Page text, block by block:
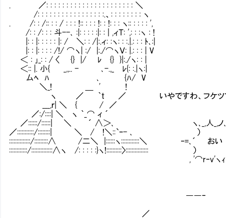
. ／: : : : : : : : : : : : : : : : : : : : : : ＼
/: : : : : : : : : : : : : : : : :.、: : : : : : : : ヽ
. /: : /:: : : / : : : !:: : : : !: : !: : : ヽ:: : : : : ',
/: : /: : : 斗--､ :|: : : : :|: : | ,ィＴ: ',: : :ヽ : !
|: : |: : : : : |: / ＼: : /|:.ィ: :ヽ: : :.|.: : : ﾄ､:|
|: : |: : : : /!/ ⌒ヽ| :/ |:./⌒ヽＶ: |.: : : | V
＜ : ｣_: : / 〈 {} |/ ﾚ {} }|:./ヽ: : |
＜:: |. 小{ _,,.. - ､-.,_ ﾚ{: :.|ヽ:|
厶ﾍ ﾊ ､ {ﾊ/ V
＼_! ＿ ' !
ヽ ／ ｀t ／ いやですわ、フケツです
___,ｒ| ＼ { / ／
／:/::::| ＼ ヽ ｀_⌒ ィ ´
／::::::/::::::| ＼ ´ ∧＞､ ヽ､_,人_,ノ､_,从,人.ｨj､
／:::::::::::/::::::::| ＼ / !＼::`ｰ- ､ ）
::::::::::::::/:::::::::∧ /二＼ |::::::ヽ::::::::::::＼ ‐=､´ おい！オ
::::::::::::/::::::::::::::∧ヽ /: : : : :}ヽ!::::::::::〉::::::::::::::: ）
, '⌒r‐v'ヽｨ'⌒Ｙｿ､ﾄ､!ｙﾍ!ｿ､ﾄ､!ｙ
――‐
／